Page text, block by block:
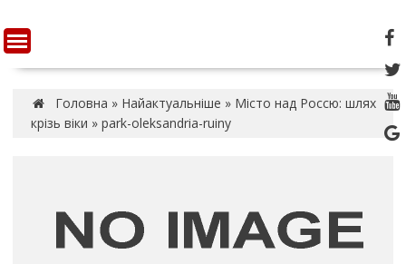
n
t
Головна » Найактуальніше » Місто над Россю: шлях
крізь віки » park-oleksandria-ruiny